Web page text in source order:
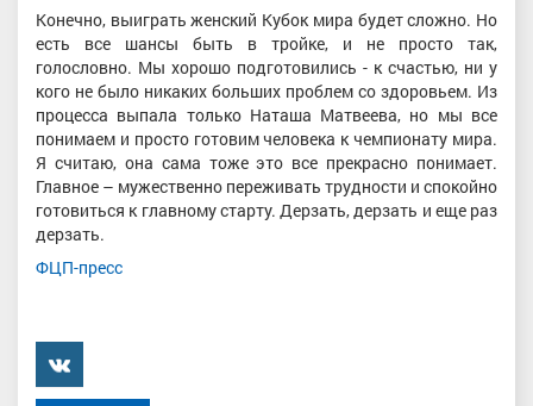
Конечно, выиграть женский Кубок мира будет сложно. Но
есть все шансы быть в тройке, и не просто так,
голословно. Мы хорошо подготовились - к счастью, ни у
кого не было никаких больших проблем со здоровьем. Из
процесса выпала только Наташа Матвеева, но мы все
понимаем и просто готовим человека к чемпионату мира.
Я считаю, она сама тоже это все прекрасно понимает.
Главное – мужественно переживать трудности и спокойно
готовиться к главному старту. Дерзать, дерзать и еще раз
дерзать.
ФЦП-пресс
���������